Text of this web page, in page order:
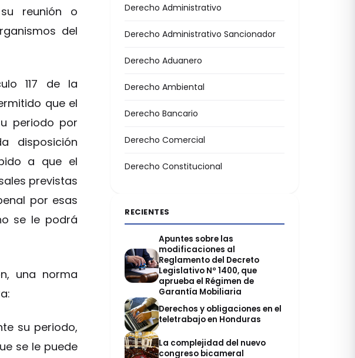
reunión o
del
117 de la
que el
periodo por
disposición
a que el
previstas
por esas
se le podrá
una norma
su periodo,
se le puede
Derecho Administrativo
Derecho Administrativo Sancionador
Derecho Aduanero
Derecho Ambiental
Derecho Bancario
Derecho Comercial
Derecho Constitucional
RECIENTES
Apuntes sobre las
modificaciones al
Reglamento del Decreto
Legislativo Nº 1400, que
aprueba el Régimen de
Garantía Mobiliaria
Derechos y obligaciones en el
teletrabajo en Honduras
La complejidad del nuevo
congreso bicameral